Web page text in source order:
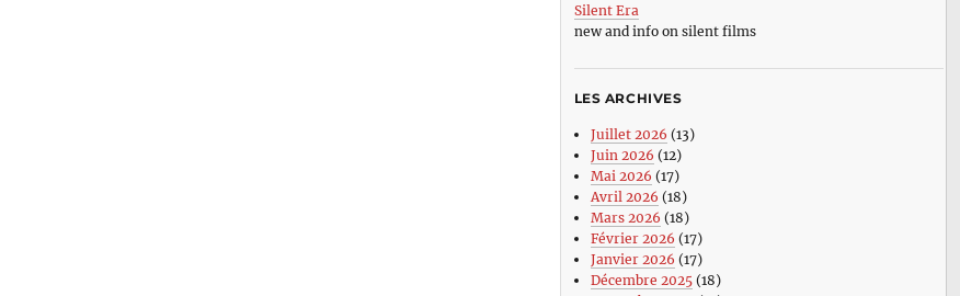
Silent Era
new and info on silent films
LES ARCHIVES
Juillet 2026 (13)
Juin 2026 (12)
Mai 2026 (17)
Avril 2026 (18)
Mars 2026 (18)
Février 2026 (17)
Janvier 2026 (17)
Décembre 2025(18)